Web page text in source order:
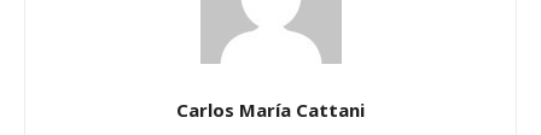
Carlos María Cattani